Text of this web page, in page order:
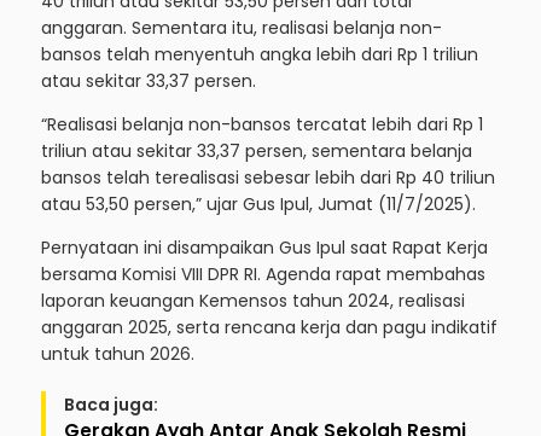
anggaran. Sementara itu, realisasi belanja non-
bansos telah menyentuh angka lebih dari Rp 1 triliun
atau sekitar 33,37 persen.
“Realisasi belanja non-bansos tercatat lebih dari Rp 1
triliun atau sekitar 33,37 persen, sementara belanja
bansos telah terealisasi sebesar lebih dari Rp 40 triliun
atau 53,50 persen,” ujar Gus Ipul, Jumat (11/7/2025).
Pernyataan ini disampaikan Gus Ipul saat Rapat Kerja
bersama Komisi VIII DPR RI. Agenda rapat membahas
laporan keuangan Kemensos tahun 2024, realisasi
anggaran 2025, serta rencana kerja dan pagu indikatif
untuk tahun 2026.
Baca juga:
Gerakan Ayah Antar Anak Sekolah Resmi